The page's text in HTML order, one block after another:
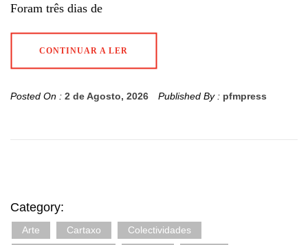
Foram três dias de
CONTINUAR A LER
Posted On : 2 de Agosto, 2026 Published By : pfmpress
Category:
Arte Cartaxo
Colectividades